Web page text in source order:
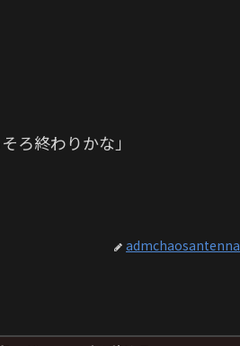
ろ終わりかな」
admchaosantenna